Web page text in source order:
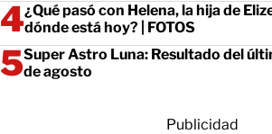
¿Qué pasó con Helena, la hija de
dónde está hoy? | FOTOS
Super Astro Luna: Resultado del
de agosto
Publicidad